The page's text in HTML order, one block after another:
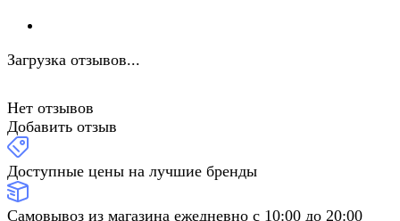
Загрузка отзывов...
Нет отзывов
Добавить отзыв
Доступные цены на лучшие бренды
Самовывоз из магазина ежедневно с 10:00 до 20:00